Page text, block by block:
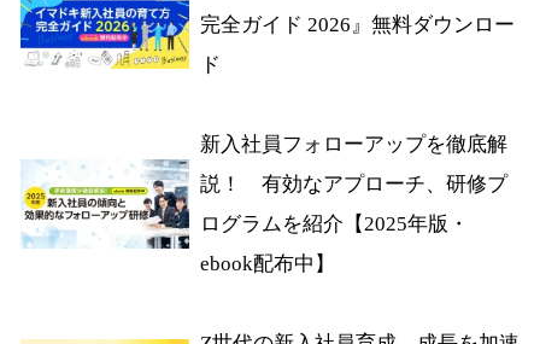
完全ガイド 2026』無料ダウンロー
ド
新入社員フォローアップを徹底解
説！ 有効なアプローチ、研修プ
ログラムを紹介【2025年版・
ebook配布中】